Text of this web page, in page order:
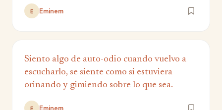
E Eminem
Siento algo de auto-odio cuando vuelvo a
escucharlo, se siente como si estuviera
orinando y gimiendo sobre lo que sea.
E Eminem